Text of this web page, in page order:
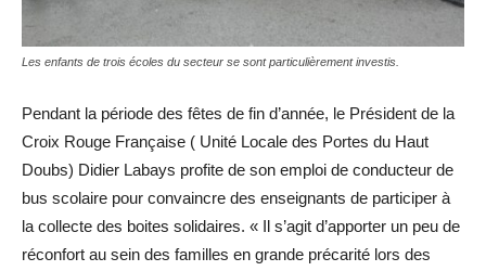
Les enfants de trois écoles du secteur se sont particulièrement investis.
Pendant la période des fêtes de fin d’année, le Président de la
Croix Rouge Française ( Unité Locale des Portes du Haut
Doubs) Didier Labays profite de son emploi de conducteur de
bus scolaire pour convaincre des enseignants de participer à
la collecte des boites solidaires. « Il s’agit d’apporter un peu de
réconfort au sein des familles en grande précarité lors des